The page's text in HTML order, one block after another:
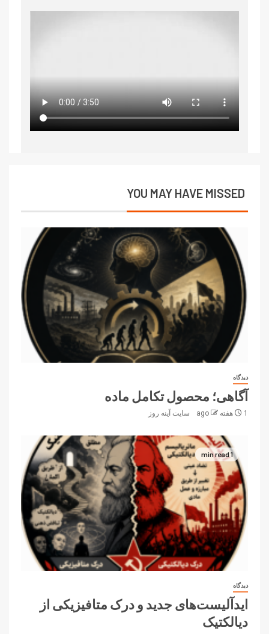
YOU MAY HAVE MISSED
دیدگاه
آگاهی؛ محصول تکامل ماده
1 هفته ago سایت آینه‌ روز
1 min read
دیدگاه
ایدآلیست‌های جدید و درک متافیزیکی از
دیالکتیک